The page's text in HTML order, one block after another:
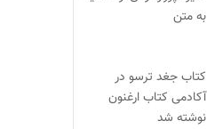
به متن
کتاب جغد ترسو در
آکادمی کتاب ارغنون
نوشته شد